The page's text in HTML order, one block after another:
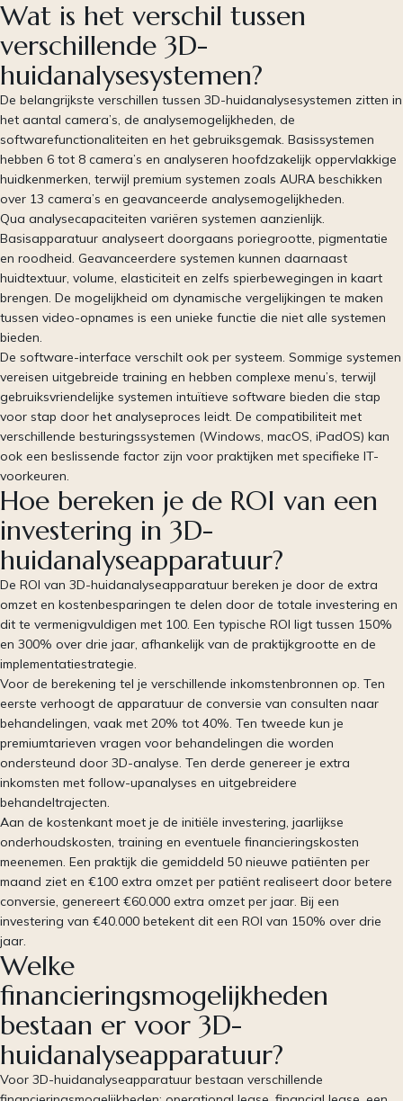
Wat is het verschil tussen
verschillende 3D-
huidanalysesystemen?
De belangrijkste verschillen tussen 3D-huidanalysesystemen zitten in
het aantal camera’s, de analysemogelijkheden, de
softwarefunctionaliteiten en het gebruiksgemak. Basissystemen
hebben 6 tot 8 camera’s en analyseren hoofdzakelijk oppervlakkige
huidkenmerken, terwijl premium systemen zoals AURA beschikken
over 13 camera’s en geavanceerde analysemogelijkheden.
Qua analysecapaciteiten variëren systemen aanzienlijk.
Basisapparatuur analyseert doorgaans poriegrootte, pigmentatie
en roodheid. Geavanceerdere systemen kunnen daarnaast
huidtextuur, volume, elasticiteit en zelfs spierbewegingen in kaart
brengen. De mogelijkheid om dynamische vergelijkingen te maken
tussen video-opnames is een unieke functie die niet alle systemen
bieden.
De software-interface verschilt ook per systeem. Sommige systemen
vereisen uitgebreide training en hebben complexe menu’s, terwijl
gebruiksvriendelijke systemen intuïtieve software bieden die stap
voor stap door het analyseproces leidt. De compatibiliteit met
verschillende besturingssystemen (Windows, macOS, iPadOS) kan
ook een beslissende factor zijn voor praktijken met specifieke IT-
voorkeuren.
Hoe bereken je de ROI van een
investering in 3D-
huidanalyseapparatuur?
De ROI van 3D-huidanalyseapparatuur bereken je door de extra
omzet en kostenbesparingen te delen door de totale investering en
dit te vermenigvuldigen met 100. Een typische ROI ligt tussen 150%
en 300% over drie jaar, afhankelijk van de praktijkgrootte en de
implementatiestrategie.
Voor de berekening tel je verschillende inkomstenbronnen op. Ten
eerste verhoogt de apparatuur de conversie van consulten naar
behandelingen, vaak met 20% tot 40%. Ten tweede kun je
premiumtarieven vragen voor behandelingen die worden
ondersteund door 3D-analyse. Ten derde genereer je extra
inkomsten met follow-upanalyses en uitgebreidere
behandeltrajecten.
Aan de kostenkant moet je de initiële investering, jaarlijkse
onderhoudskosten, training en eventuele financieringskosten
meenemen. Een praktijk die gemiddeld 50 nieuwe patiënten per
maand ziet en €100 extra omzet per patiënt realiseert door betere
conversie, genereert €60.000 extra omzet per jaar. Bij een
investering van €40.000 betekent dit een ROI van 150% over drie
jaar.
Welke
financieringsmogelijkheden
bestaan er voor 3D-
huidanalyseapparatuur?
Voor 3D-huidanalyseapparatuur bestaan verschillende